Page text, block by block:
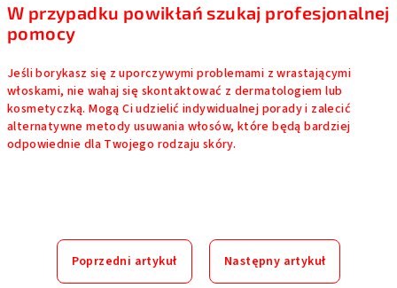
W przypadku powikłań szukaj profesjonalnej
pomocy
Jeśli borykasz się z uporczywymi problemami z wrastającymi
włoskami, nie wahaj się skontaktować z dermatologiem lub
kosmetyczką. Mogą Ci udzielić indywidualnej porady i zalecić
alternatywne metody usuwania włosów, które będą bardziej
odpowiednie dla Twojego rodzaju skóry.
Poprzedni artykuł Następny artykuł